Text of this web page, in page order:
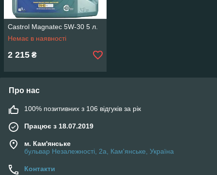
Castrol Magnatec 5W-30 5 л.
Немає в наявності
2 215 ₴
Про нас
100% позитивних з 106 відгуків за рік
Працює з 18.07.2019
м. Кам'янське
бульвар Незалежності, 2а, Кам'янське, Україна
Контакти